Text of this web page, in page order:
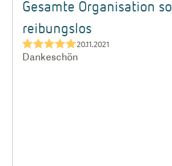
Gesamte Organisation so
reibungslos
★★★★★20.11.2021
Dankeschön